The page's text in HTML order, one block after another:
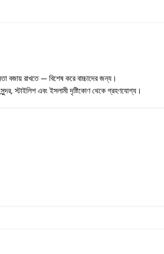
বজায় রাখতে — বিশেষ করে বাচ্চাদের জন্য।
স্টাইলিশ এবং ইসলামী দৃষ্টিকোণ থেকে গ্রহণযোগ্য।